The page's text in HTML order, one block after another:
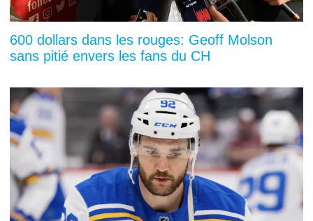
600 dollars dans les rouges: Geoff Molson
sans pitié envers les fans du CH